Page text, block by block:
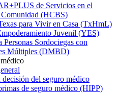
de Servicios en el
(HCBS)
para Vivir en Casa (TxHmL)
Juvenil (YES)
Personas Sordociegas con
Múltiples (DMBD)
del seguro médico
de seguro médico (HIPP)